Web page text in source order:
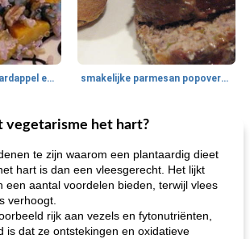
quinoa met zoete aardappel en champignons smakelijke parmesan popovers (gezonder!)
40min Soepen, stoofschotels en Chili
vegetarisme het hart?
te zijn waarom een ​​plantaardig dieet
hart is dan een vleesgerecht. Het lijkt
een aantal voordelen bieden, terwijl vlees
verhoogt.
rijk aan vezels en fytonutriënten,
is dat ze ontstekingen en oxidatieve